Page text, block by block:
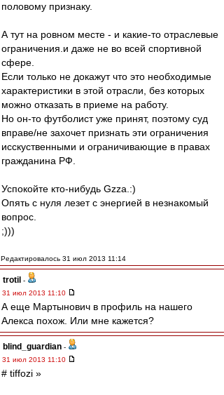
половому признаку.
А тут на ровном месте - и какие-то отраслевые
ограничения.и даже не во всей спортивной
сфере.
Если только не докажут что это необходимые
характеристики в этой отрасли, без которых
можно отказать в приеме на работу.
Но он-то футболист уже принят, поэтому суд
вправе/не захочет признать эти ограничения
исскуственными и ограничивающие в правах
гражданина РФ.
Успокойте кто-нибудь Gzza.:)
Опять с нуля лезет с энергией в незнакомый
вопрос.
;)))
Редактировалось 31 июл 2013 11:14
trotil -
31 июл 2013 11:10
А еще Мартынович в профиль на нашего
Алекса похож. Или мне кажется?
blind_guardian -
31 июл 2013 11:10
# tiffozi »